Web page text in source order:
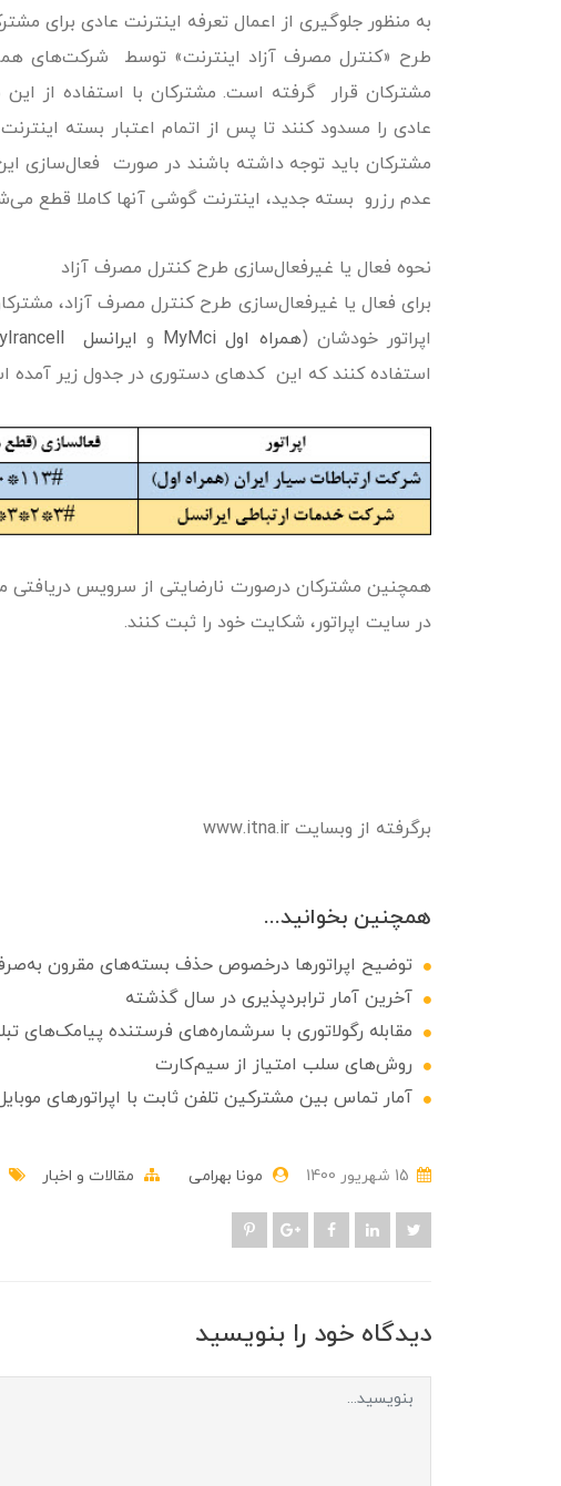
به منظور جلوگیری از اعمال تعرفه اینترنت عادی برای
طرح «کنترل مصرف آزاد اینترنت» توسط شرکت‌های
مشترکان قرار گرفته است. مشترکان با استفاده از
عادی را مسدود کنند تا پس از اتمام اعتبار بسته
مشترکان باید توجه داشته باشند در صورت فعال‌سازی
عدم رزرو بسته جدید، اینترنت گوشی آنها کاملا قطع
نحوه فعال یا غیرفعال‌سازی طرح کنترل مصرف آزاد
برای فعال یا غیرفعال‌سازی طرح کنترل مصرف آزاد،
اپراتور خودشان (همراه اول MyMci و ایرانسل MyIrancell
استفاده کنند که این کدهای دستوری در جدول زیر آمده
همچنین مشترکان درصورت نارضایتی از سرویس دریافتی
در سایت اپراتور، شکایت خود را ثبت کنند.
برگرفته از وبسایت www.itna.ir
همچنین بخوانید...
توضیح اپراتورها درخصوص حذف بسته‌های مقرون
آخرین آمار ترابردپذیری در سال گذشته
مقابله رگولاتوری با سرشماره‌های فرستنده پیامک‌های
روش‌های سلب امتیاز از سیم‌کارت
آمار تماس بین مشترکین تلفن ثابت با اپراتورهای
مونا بهرامی مقالات و اخبار
دیدگاه خود را بنویسید